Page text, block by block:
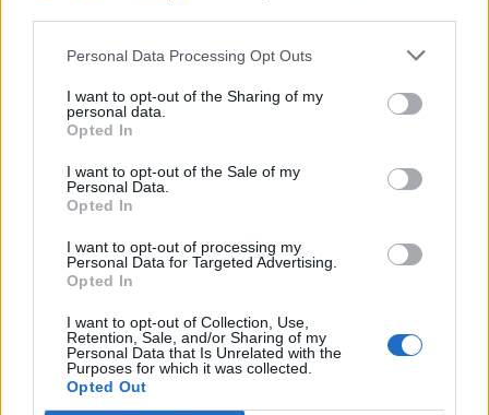
Personal Data Processing Opt Outs
I want to opt-out of the Sharing of my
personal data.
Opted In
I want to opt-out of the Sale of my
Personal Data.
Opted In
I want to opt-out of processing my
Personal Data for Targeted Advertising.
Opted In
I want to opt-out of Collection, Use,
Retention, Sale, and/or Sharing of my
Personal Data that Is Unrelated with the
Purposes for which it was collected.
Opted Out
Weibo Gaming i JD Gaming mają dołączyć do
drużyny
Kim zatem są następcy wspomnianej dwójki? Pałeczkę
po koreańskim leśniku przejąć ma reprezentant Top
Esports – Gao "Tian" Tian-Liang. Ten bowiem nie
będzie kontynuował współpracy z TES, a jego miejsce w
zespole zająć ma Seo "Kanavi" Jin-hyeok. Z kolei
wspierającym Weibo Gaming od przyszłego sezonu ma
zostać ćwierćfinalista Worlds 2024 – Fu "Hang" Ming-
Hang. I to podobno tyle, jeśli chodzi o roszady.
Pozostała trójka, czyli Chen "Breathe" Chen, Li "Xiaohu"
Yuan-Hao oraz Wang "Light" Guang-Yu, mają
kontynuować grę dla organizacji.